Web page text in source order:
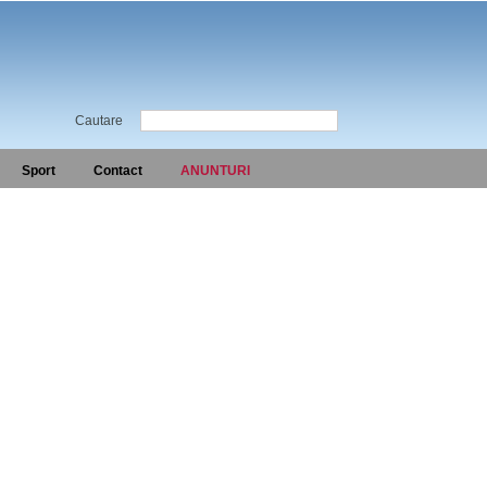
Cautare
Sport Contact ANUNTURI